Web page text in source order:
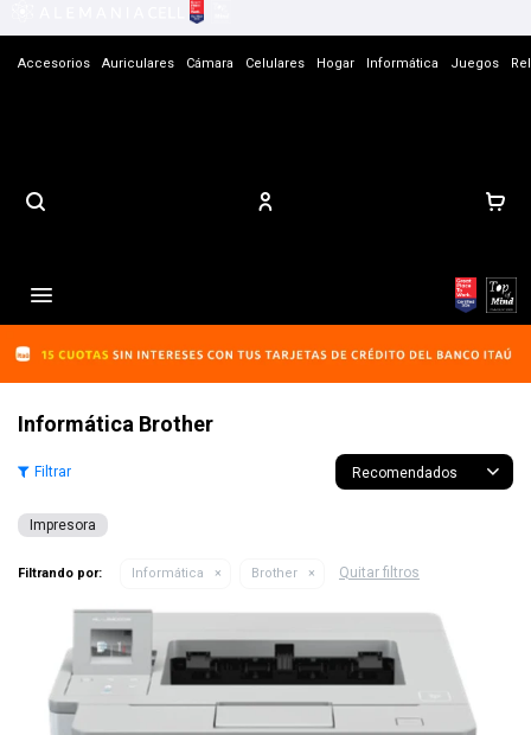
Accesorios Auriculares Cámara Celulares Hogar Informática Juegos

Informática Brother
Recomendados
Impresora
Filtrando por: Informática Brother Quitar filtros